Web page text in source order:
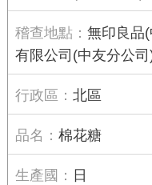
無印良品
有限公司(中友分公司
北區
棉花糖
日